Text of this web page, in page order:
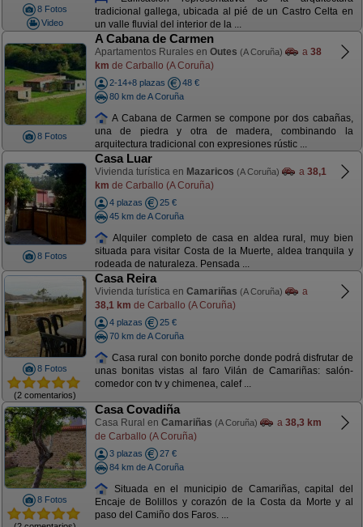
8 Fotos
Video
tradicional gallega, ubicada al pié de un Castro Celta en
un valle fluvial del interior de la ...
8 Fotos
A Cabana de Carmen
Apartamentos Rurales en Outes (A Coruña) a 38
km de Carballo (A Coruña)
2-14+8 plazas
48 €
80 km de A Coruña
A Cabana de Carmen se compone por dos cabañas,
una de piedra y otra de madera, combinando la
arquitectura tradicional con expresiones rústic ...
8 Fotos
Casa Luar
Vivienda turística en Mazaricos (A Coruña) a 38,1
km de Carballo (A Coruña)
4 plazas
25 €
45 km de A Coruña
Alquiler completo de casa en aldea rural, muy bien
situada para visitar Costa de la Muerte, aldea tranquila y
rodeada de naturaleza. Pensada ...
8 Fotos
(2 comentarios)
Casa Reira
Vivienda turística en Camariñas (A Coruña)
a
38,1 km de Carballo (A Coruña)
4 plazas
25 €
70 km de A Coruña
Casa rural con bonito porche donde podrá disfrutar de
unas bonitas vistas al faro Vilán de Camariñas: salón-
comedor con tv y chimenea, calef ...
8 Fotos
Casa Covadiña
Casa Rural en Camariñas (A Coruña) a 38,3 km
de Carballo (A Coruña)
3 plazas
27 €
84 km de A Coruña
Situada en el municipio de Camariñas, capital del
Encaje de Bolillos y corazón de la Costa da Morte y al
paso del Camiño dos Faros. ...